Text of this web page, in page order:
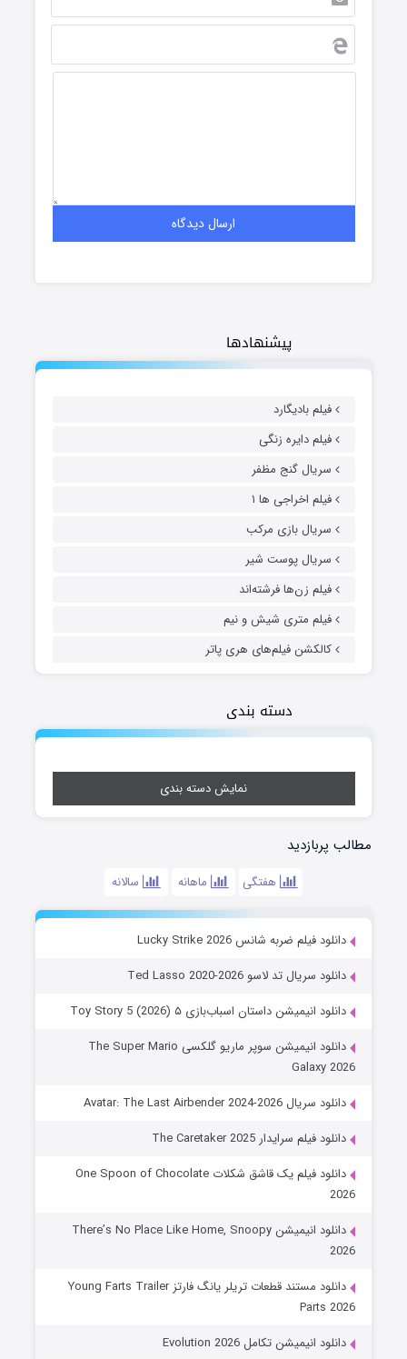
پیشنهادها
فیلم بادیگارد
فیلم دایره زنگی
سریال گنج مظفر
فیلم اخراجی ها ۱
سریال بازی مرکب
سریال پوست شیر
فیلم زن‌ها فرشته‌اند
فیلم متری شیش و نیم
کالکشن فیلم‌های هری پاتر
دسته بندی
نمایش دسته بندی
مطالب پربازدید
هفتگی ماهانه سالانه
دانلود فیلم ضربه شانس Lucky Strike 2026
دانلود سریال تد لاسو Ted Lasso 2020-2026
دانلود انیمیشن داستان اسباب‌بازی ۵ Toy Story 5 (2026)
دانلود انیمیشن سوپر ماریو گلکسی The Super Mario
Galaxy 2026
دانلود سریال Avatar: The Last Airbender 2024-2026
دانلود فیلم سرایدار The Caretaker 2025
دانلود فیلم یک قاشق شکلات One Spoon of Chocolate
2026
دانلود انیمیشن There’s No Place Like Home, Snoopy
2026
دانلود مستند قطعات تریلر یانگ فارتز Young Farts Trailer
Parts 2026
دانلود انیمیشن تکامل Evolution 2026